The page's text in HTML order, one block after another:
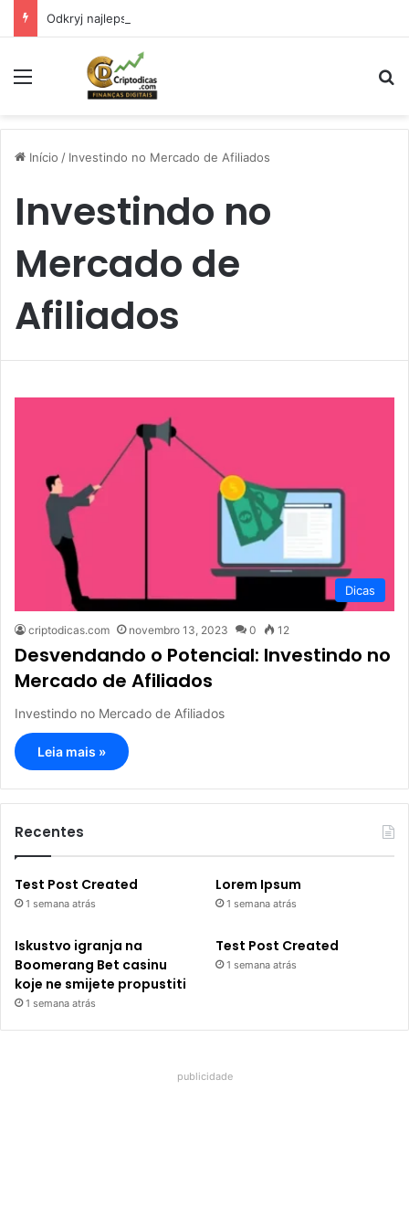
Menu
Início / Investindo no Mercado de Afiliados
Investindo no
Mercado de
Afiliados
Dicas
criptodicas.com novembro 13, 2023 0 12
Desvendando o Potencial: Investindo no
Mercado de Afiliados
Investindo no Mercado de Afiliados
Leia mais »
Recentes
Test Post Created
1 semana atrás
Lorem Ipsum
1 semana atrás
Iskustvo igranja na
Boomerang Bet casinu
koje ne smijete propustiti
1 semana atrás
Test Post Created
1 semana atrás
publicidade